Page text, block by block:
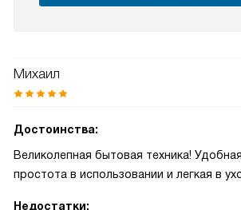
Михаил
Достоинства:
Великолепная бытовая техника!
простота в использовании и легкая в
Недостатки: